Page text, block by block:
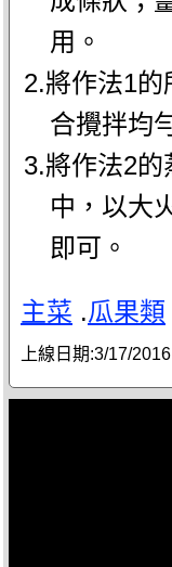
用。
2.將作法1
合攪拌均
3.將作法2
中，以大
即可。
主菜 .瓜果類
上線日期:3/17/2016